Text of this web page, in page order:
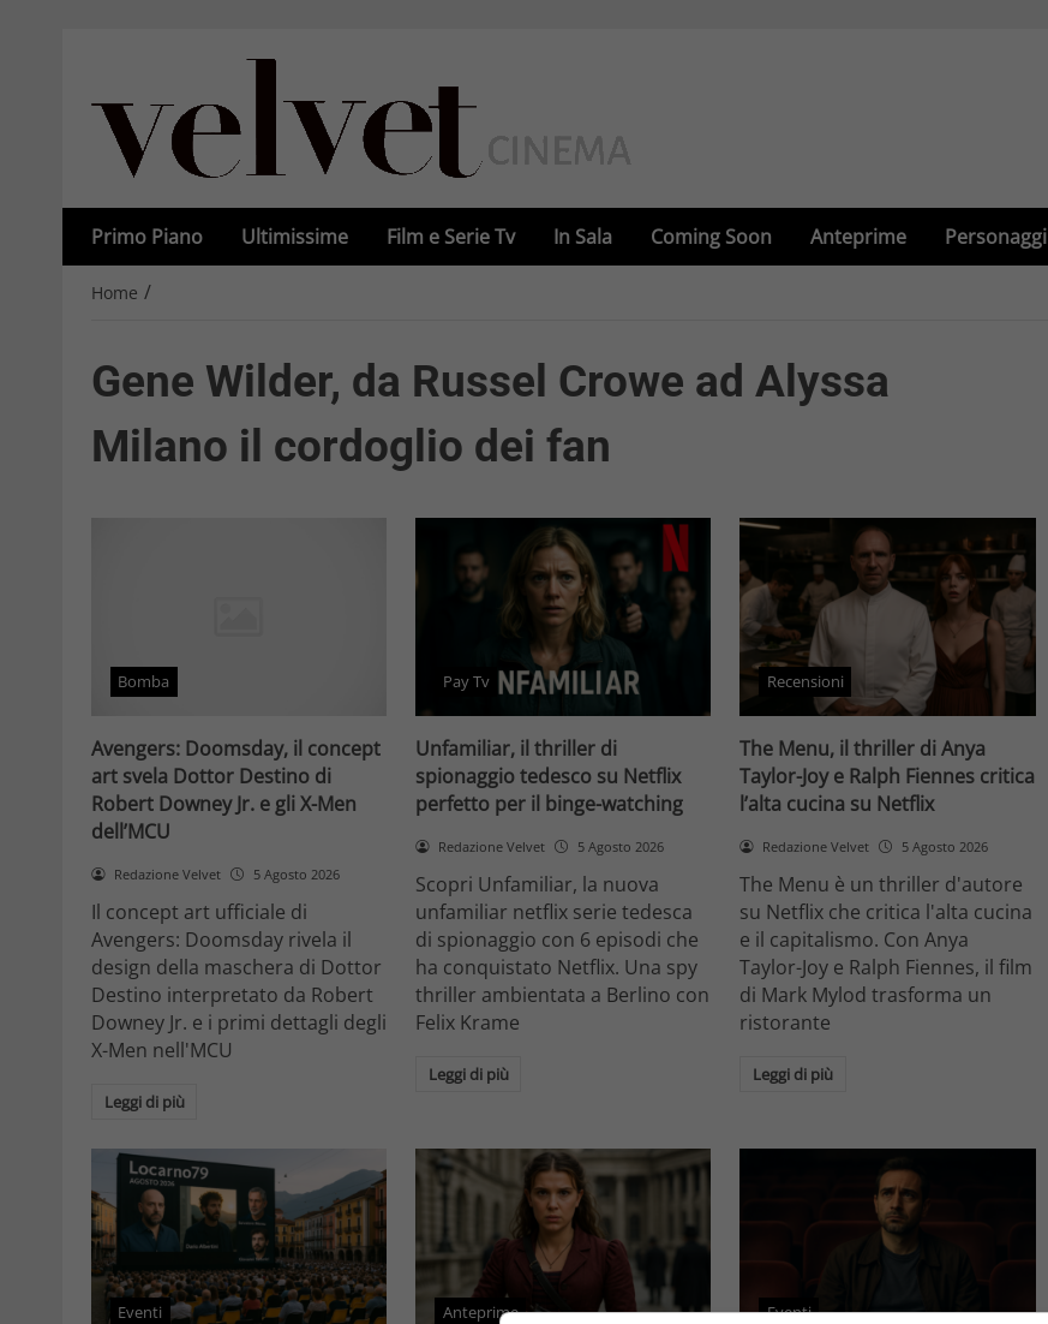
Primo Piano Ultimissime Film e Serie Tv In Sala Coming Soon Anteprime Personaggi
Home /
Gene Wilder, da Russel Crowe ad Alyssa
Milano il cordoglio dei fan
Bomba
Avengers: Doomsday, il concept
art svela Dottor Destino di
Robert Downey Jr. e gli X-Men
dell’MCU
Redazione Velvet 5 Agosto 2026
Il concept art ufficiale di
Avengers: Doomsday rivela il
design della maschera di Dottor
Destino interpretato da Robert
Downey Jr. e i primi dettagli degli
X-Men nell'MCU
Leggi di più
Pay Tv
Unfamiliar, il thriller di
spionaggio tedesco su Netflix
perfetto per il binge-watching
Redazione Velvet 5 Agosto 2026
Scopri Unfamiliar, la nuova
unfamiliar netflix serie tedesca
di spionaggio con 6 episodi che
ha conquistato Netflix. Una spy
thriller ambientata a Berlino con
Felix Krame
Leggi di più
Recensioni
The Menu, il thriller di Anya
Taylor-Joy e Ralph Fiennes critica
l’alta cucina su Netflix
Redazione Velvet 5 Agosto 2026
The Menu è un thriller d'autore
su Netflix che critica l'alta cucina
e il capitalismo. Con Anya
Taylor-Joy e Ralph Fiennes, il film
di Mark Mylod trasforma un
ristorante
Leggi di più
Eventi Anteprime Eventi